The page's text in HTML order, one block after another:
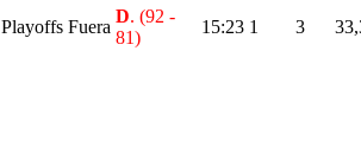
Playoffs Fuera
D. (92 -
81)
15:23 1 3